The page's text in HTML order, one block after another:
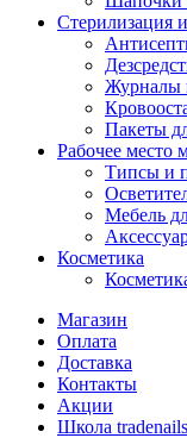
Стерилизация
Журналы
Пакеты
Рабочее место
Типсы и
Мебель
Косметика
Магазин
Оплата
Доставка
Контакты
Акции
Школа tradenails